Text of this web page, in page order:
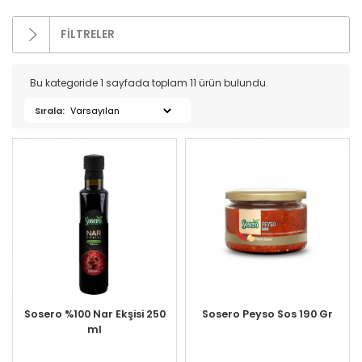
FİLTRELER
Kategoriler
İndirimli Ürünler (4)
Süt Ürünleri (272)
Zeytin (69)
Gurme Ürünler (107)
Tatlı Lezzetler (230)
Et Ürünleri (74)
Kuru Gıdalar (229)
Konserveler (85)
- Ketçap & Mayonez (12)
- Konserve (16)
Bu kategoride 1 sayfada toplam 11 ürün bulundu.
Sırala:
Sosero %100 Nar Ekşisi 250
ml
Sosero Peyso Sos 190 Gr